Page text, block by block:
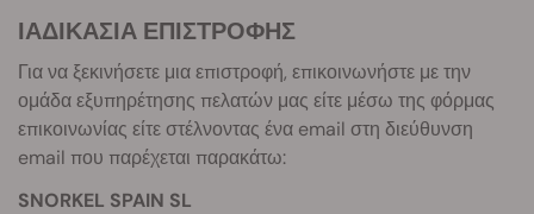
ΙΑΔΙΚΑΣΙΑ ΕΠΙΣΤΡΟΦΗΣ
Για να ξεκινήσετε μια επιστροφή, επικοινωνήστε με την
ομάδα εξυπηρέτησης πελατών μας είτε μέσω της φόρμας
επικοινωνίας είτε στέλνοντας ένα email στη διεύθυνση
email που παρέχεται παρακάτω:
SNORKEL SPAIN SL